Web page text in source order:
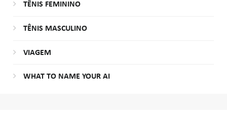
TÊNIS FEMININO
TÊNIS MASCULINO
VIAGEM
WHAT TO NAME YOUR AI